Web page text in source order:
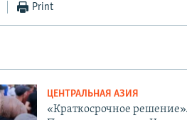
Print
ЦЕНТРАЛЬНАЯ АЗИЯ
«Краткосрочное решение».